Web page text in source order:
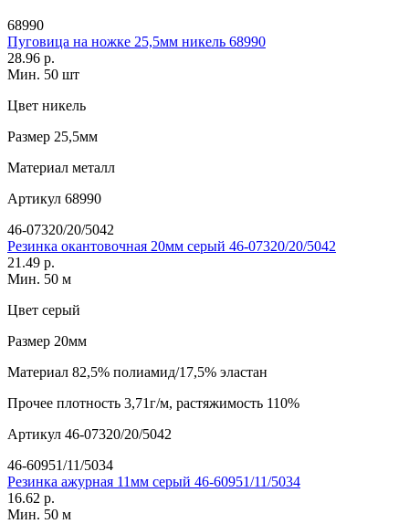
68990
Пуговица на ножке 25,5мм никель 68990
28.96 р.
Мин. 50 шт
Цвет никель
Размер 25,5мм
Материал металл
Артикул 68990
46-07320/20/5042
Резинка окантовочная 20мм серый 46-07320/20/5042
21.49 р.
Мин. 50 м
Цвет серый
Размер 20мм
Материал 82,5% полиамид/17,5% эластан
Прочее плотность 3,71г/м, растяжимость 110%
Артикул 46-07320/20/5042
46-60951/11/5034
Резинка ажурная 11мм серый 46-60951/11/5034
16.62 р.
Мин. 50 м